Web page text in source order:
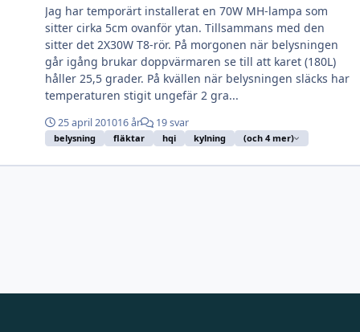
Jag har temporärt installerat en 70W MH-lampa som
sitter cirka 5cm ovanför ytan. Tillsammans med den
sitter det 2X30W T8-rör. På morgonen när belysningen
går igång brukar doppvärmaren se till att karet (180L)
håller 25,5 grader. På kvällen när belysningen släcks har
temperaturen stigit ungefär 2 gra...
25 april 201016 år 19 svar
belysning fläktar hqi kylning (och 4 mer)